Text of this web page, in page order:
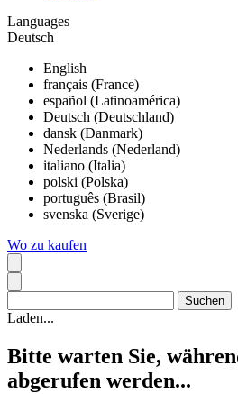
Languages
Deutsch
English
français (France)
español (Latinoamérica)
Deutsch (Deutschland)
dansk (Danmark)
Nederlands (Nederland)
italiano (Italia)
polski (Polska)
português (Brasil)
svenska (Sverige)
Wo zu kaufen
Laden...
Bitte warten Sie,
abgerufen werden...